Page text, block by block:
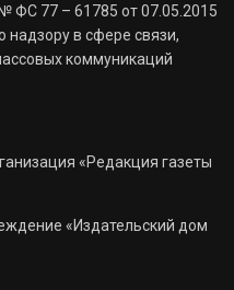
ФС 77 – 61785 от 07.05.2015
в сфере связи,
коммуникаций
«Редакция газеты
«Издательский дом